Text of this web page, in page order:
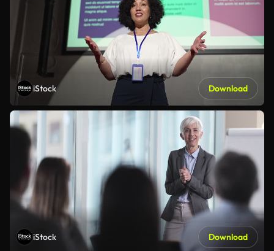
iStock Download
iStock Download